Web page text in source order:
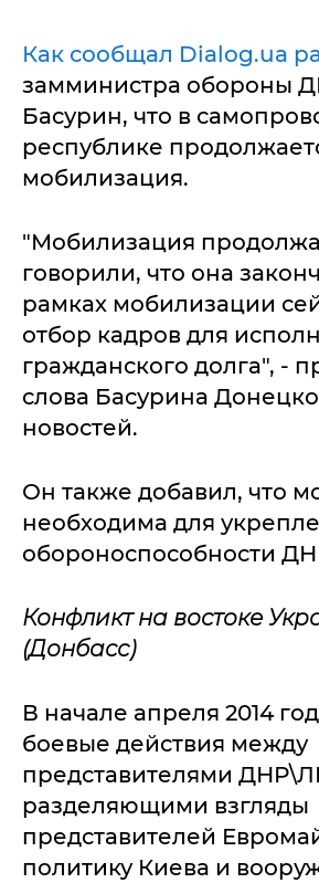
Как сообщал Dialog.ua
замминистра обороны
Басурин, что в
республике
мобилизация.
"Мобилизация
говорили, что она
рамках мобилизации
отбор кадров для
гражданского долга", -
слова Басурина
новостей.
Он также добавил, что
необходима для
обороноспособности
Конфликт на востоке
(Донбасс)
В начале апреля 2014
боевые действия между
представителями
разделяющими взгляды
представителей
политику Киева и